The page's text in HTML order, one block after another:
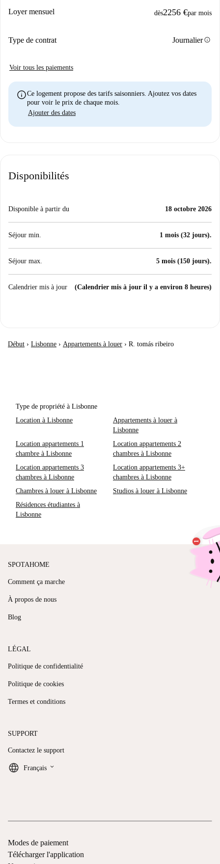
Loyer mensuel dès2256 €par mois
Type de contrat Journalierinfo
Voir tous les paiements
infoCe logement propose des tarifs saisonniers. Ajoutez vos dates
pour voir le prix de chaque mois.
Ajouter des dates
Disponibilités
Disponible à partir du 18 octobre 2026
Séjour min. 1 mois (32 jours).
Séjour max. 5 mois (150 jours).
Calendrier mis à jour (Calendrier mis à jour il y a environ 8 heures)
Début › Lisbonne › Appartements à louer › R. tomás ribeiro
Type de propriété à Lisbonne
Location à Lisbonne
Appartements à louer à
Lisbonne
Location appartements 1
chambre à Lisbonne
Location appartements 2
chambres à Lisbonne
Location appartements 3
chambres à Lisbonne
Location appartements 3+
chambres à Lisbonne
Chambres à louer à Lisbonne
Studios à louer à Lisbonne
Résidences étudiantes à
Lisbonne
SPOTAHOME
Comment ça marche
À propos de nous
Blog
LÉGAL
Politique de confidentialité
Politique de cookies
Termes et conditions
SUPPORT
Contactez le support
Français keyboard_arrow_down
Modes de paiement
Télécharger l'application